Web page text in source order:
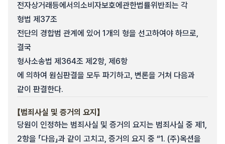
전자상거래등에서의소비자보호에관한법률위반죄는 각
형법 제37조
전단의 경합범 관계에 있어 1개의 형을 선고하여야 하므로,
결국
형사소송법 제364조 제2항, 제6항
에 의하여 원심판결을 모두 파기하고, 변론을 거쳐 다음과
같이 판결한다.
【범죄사실 및 증거의 요지】
당원이 인정하는 범죄사실 및 증거의 요지는 범죄사실 중 제1,
2항을 「다음」과 같이 고치고, 증거의 요지 중 “1. (주)옥션을